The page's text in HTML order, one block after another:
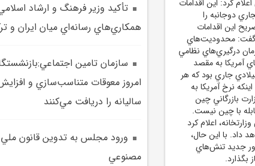
کرد: اين اقدامات
دوجانبه را
اين اقدامات
گفت: محدوديت‌هاي
درگيري‌هاي نظامي
آمريکا به مقصد
جاري بود که هر
نرخ آمريکا به
وزارت بازرگاني چين
با چين نيست.
اعلام کرد
داد. با اين حال،
جديد تنش‌هاي
بگذارد.
تأکيد وزير فرهنگ و ارشاد
همکاري‌هاي رسانه‌اي ميان ايران و
سازمان تامين
امروز معوقات متناسب‌سازي و
ساليانه را دريافت مي‌کنند
ورود مجلس به تدوين قانون
مصنوعي